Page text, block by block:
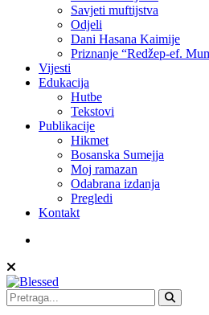
Savjeti muftijstva
Odjeli
Dani Hasana Kaimije
Priznanje “Redžep-ef.
Vijesti
Edukacija
Hutbe
Tekstovi
Publikacije
Hikmet
Bosanska Sumejja
Moj ramazan
Odabrana izdanja
Pregledi
Kontakt